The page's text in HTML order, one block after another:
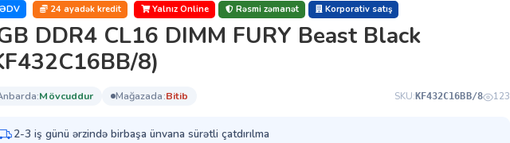
ƏDV 24 ayadək kredit Yalnız Online Rəsmi zəmanət Korporativ satış
DDR4 CL16 DIMM FURY Beast Black
8)
anbarda: mövcuddur mağazada: bi̇ti̇b SKU:KF432C16BB/8 123
2-3 iş günü ərzində birbaşa ünvana sürətli çatdırılma